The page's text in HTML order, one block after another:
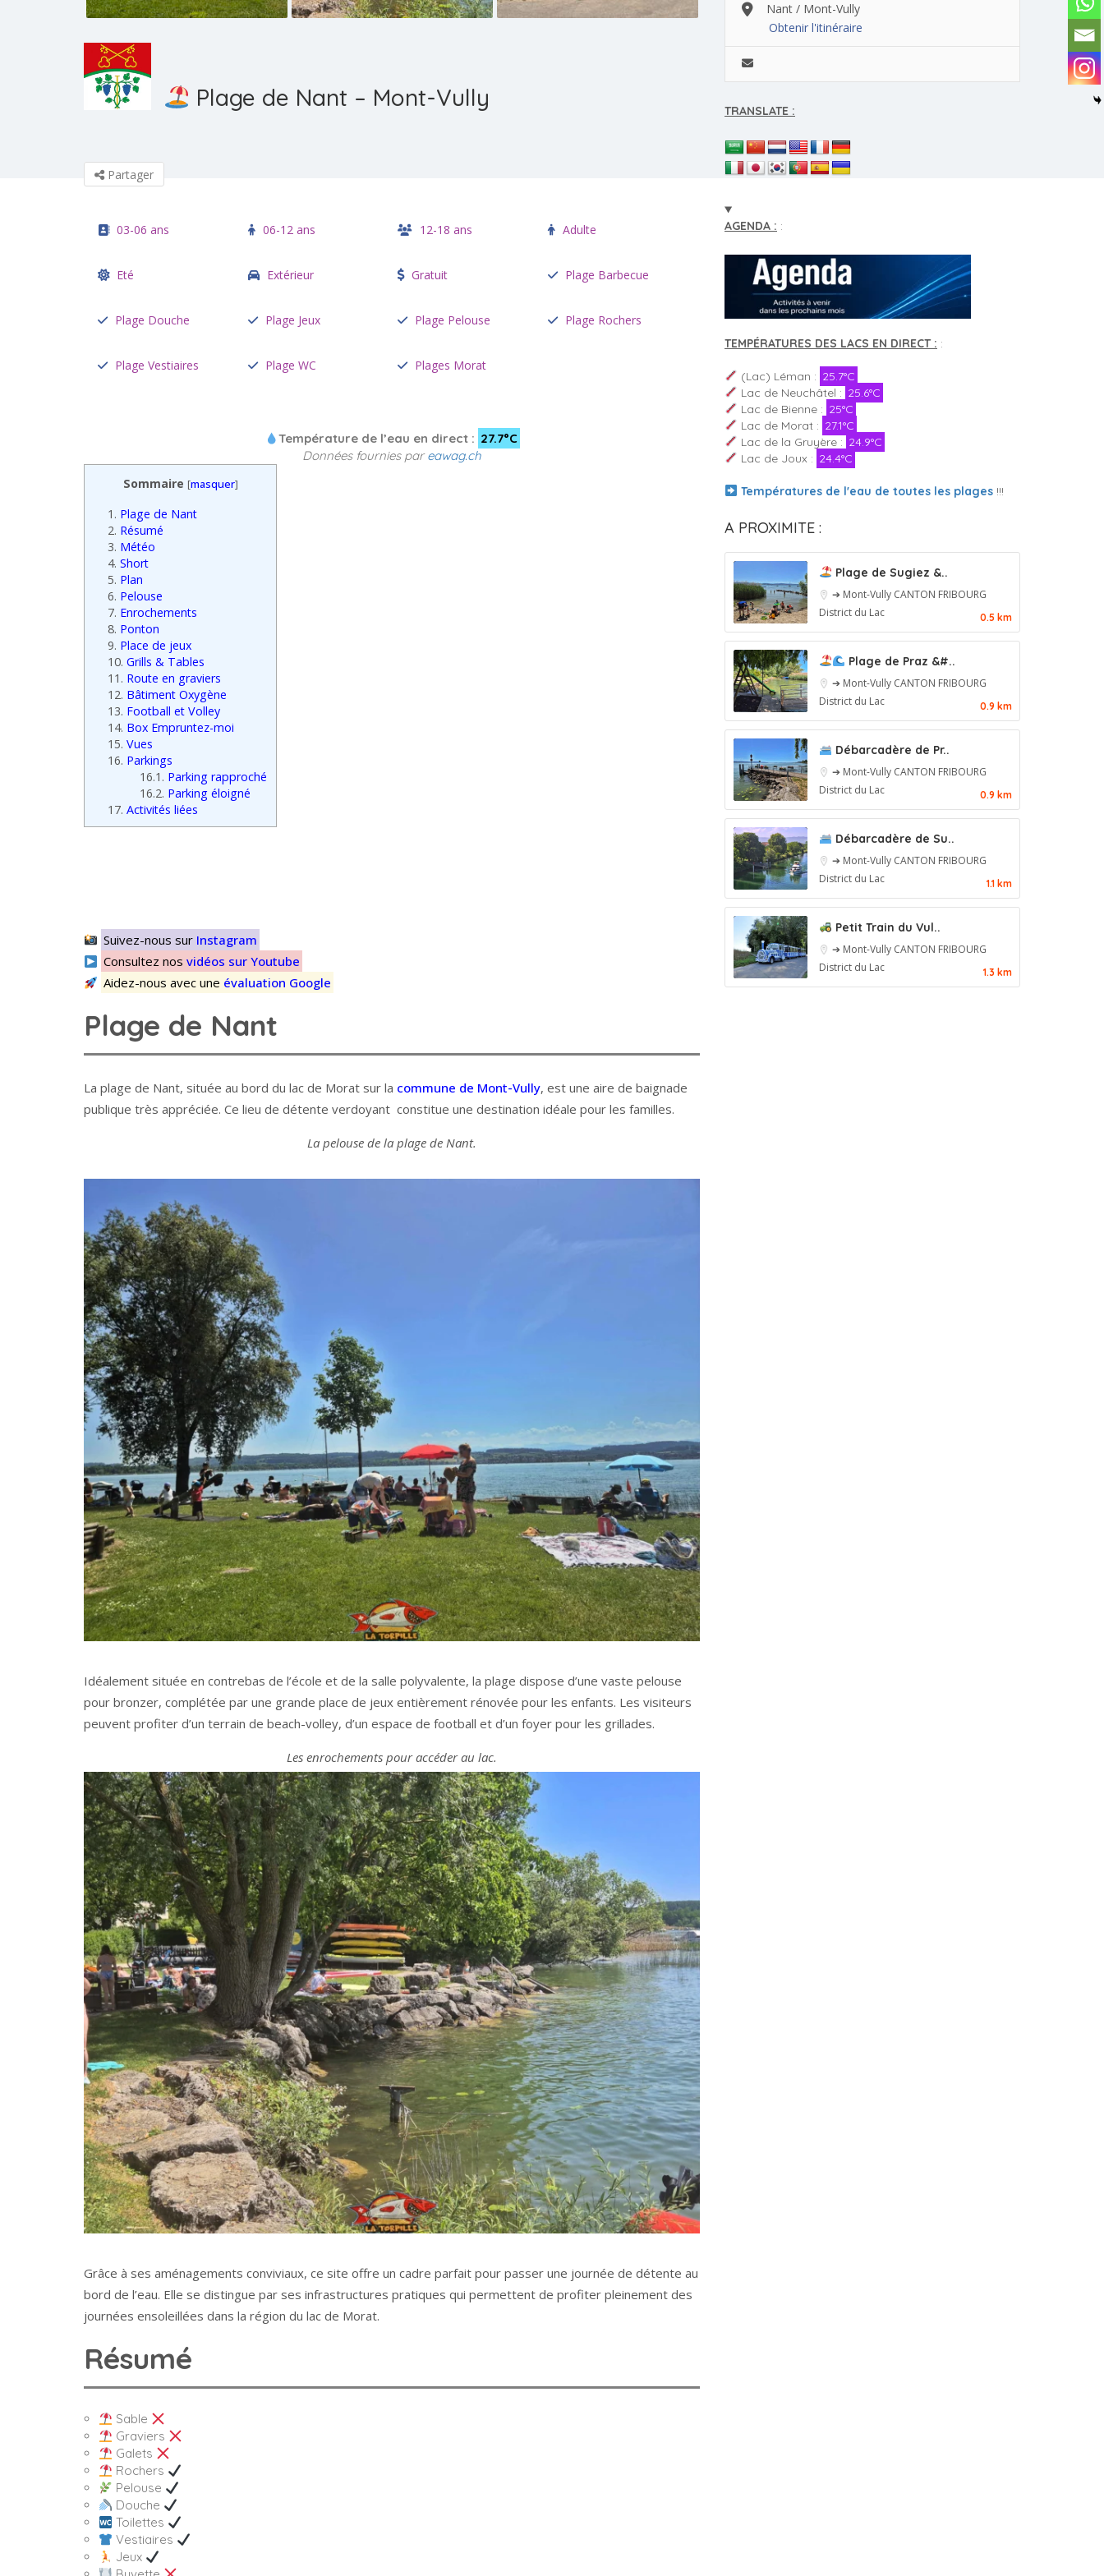
Plage de Nant – Mont-Vully
Partager
03-06 ans 06-12 ans 12-18 ans Adulte
Eté Extérieur Gratuit Plage Barbecue
Plage Douche Plage Jeux Plage Pelouse Plage Rochers
Plage Vestiaires Plage WC Plages Morat
Température de l’eau en direct : 27.7°C
Données fournies pareawag.ch
Sommaire [masquer]
1. Plage de Nant
2. Résumé
3. Météo
4. Short
5. Plan
6. Pelouse
7. Enrochements
8. Ponton
9. Place de jeux
10. Grills & Tables
11. Route en graviers
12. Bâtiment Oxygène
13. Football et Volley
14. Box Empruntez-moi
15. Vues
16. Parkings
16.1. Parking rapproché
16.2. Parking éloigné
17. Activités liées
Suivez-nous sur Instagram
Consultez nosvidéos sur Youtube
Aidez-nous avec une évaluation Google
Plage de Nant
La plage de Nant, située au bord du lac de Morat sur la commune de Mont-Vully, est une aire de baignade
publique très appréciée. Ce lieu de détente verdoyant constitue une destination idéale pour les familles.
La pelouse de la plage de Nant.
Idéalement située en contrebas de l’école et de la salle polyvalente, la plage dispose d’une vaste pelouse
pour bronzer, complétée par une grande place de jeux entièrement rénovée pour les enfants. Les visiteurs
peuvent profiter d’un terrain de beach-volley, d’un espace de football et d’un foyer pour les grillades.
Les enrochements pour accéder au lac.
Grâce à ses aménagements conviviaux, ce site offre un cadre parfait pour passer une journée de détente au
bord de l’eau. Elle se distingue par ses infrastructures pratiques qui permettent de profiter pleinement des
journées ensoleillées dans la région du lac de Morat.
Résumé
Sable
Graviers
Galets
Rochers
Pelouse
Douche
Toilettes
Vestiaires
Jeux
Nant / Mont-Vully
Obtenir l'itinéraire
TRANSLATE :
AGENDA : :
TEMPÉRATURES DES LACS EN DIRECT : :
(Lac) Léman : 25.7°C
Lac de Neuchâtel : 25.6°C
Lac de Bienne : 25°C
Lac de Morat : 27.1°C
Lac de la Gruyère : 24.9°C
Lac de Joux : 24.4°C
Températures de l'eau de toutes les plages!!!
A PROXIMITE :
Plage de Sugiez &..
➔ Mont-Vully CANTON FRIBOURG
District du Lac
0.5 km
Plage de Praz &#..
➔ Mont-Vully CANTON FRIBOURG
District du Lac
0.9 km
Débarcadère de Pr..
➔ Mont-Vully CANTON FRIBOURG
District du Lac
0.9 km
Débarcadère de Su..
➔ Mont-Vully CANTON FRIBOURG
District du Lac
1.1 km
Petit Train du Vul..
➔ Mont-Vully CANTON FRIBOURG
District du Lac
1.3 km